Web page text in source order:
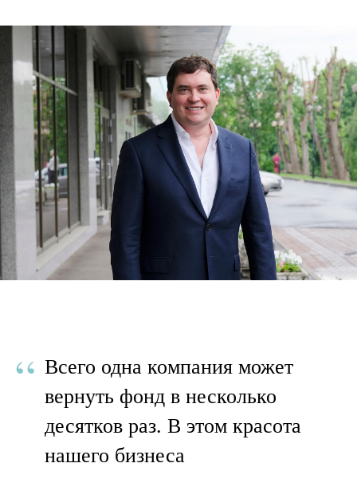
“ Всего одна компания может
вернуть фонд в несколько
десятков раз. В этом красота
нашего бизнеса